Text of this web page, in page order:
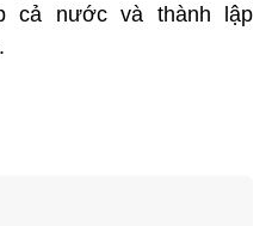
cả nước và thành lập